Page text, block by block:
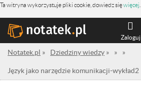
Ta witryna wykorzystuje pliki cookie, dowiedz sięwięcej
Zaloguj
Notatek.pl » Dziedziny wiedzy » » »
Język jako narzędzie komunikacji-wykład2